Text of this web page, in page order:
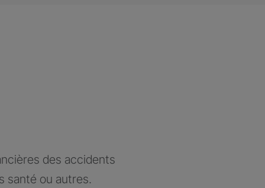
des accidents
santé ou autres.